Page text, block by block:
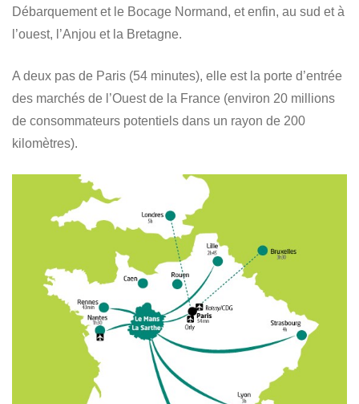
Débarquement et le Bocage Normand, et enfin, au sud et à
l’ouest, l’Anjou et la Bretagne.
A deux pas de Paris (54 minutes), elle est la porte d’entrée
des marchés de l’Ouest de la France (environ 20 millions
de consommateurs potentiels dans un rayon de 200
kilomètres).